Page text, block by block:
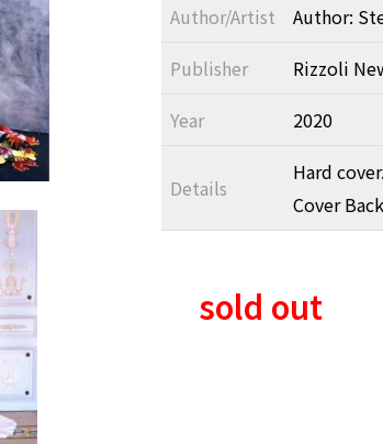
Author/Artist
Author:
Publisher
Rizzoli
Year
2020
Details
Hard
Cover
sold out